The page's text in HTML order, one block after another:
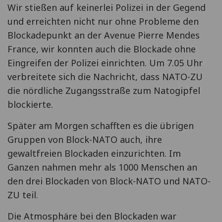
Wir stießen auf keinerlei Polizei in der Gegend
und erreichten nicht nur ohne Probleme den
Blockadepunkt an der Avenue Pierre Mendes
France, wir konnten auch die Blockade ohne
Eingreifen der Polizei einrichten. Um 7.05 Uhr
verbreitete sich die Nachricht, dass NATO-ZU
die nördliche Zugangsstraße zum Natogipfel
blockierte.
Später am Morgen schafften es die übrigen
Gruppen von Block-NATO auch, ihre
gewaltfreien Blockaden einzurichten. Im
Ganzen nahmen mehr als 1000 Menschen an
den drei Blockaden von Block-NATO und NATO-
ZU teil.
Die Atmosphäre bei den Blockaden war